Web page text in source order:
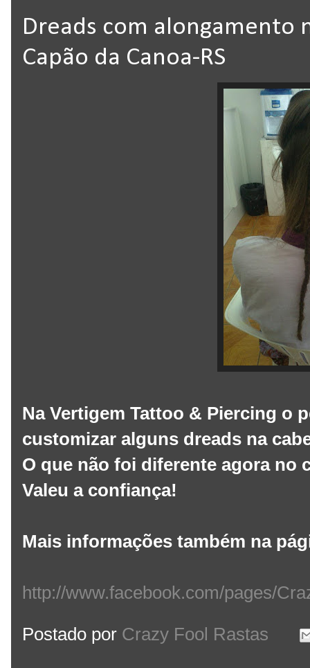
Dreads com alongamento
Capão da Canoa-RS
Na Vertigem Tattoo & Piercing o
customizar alguns dreads na
O que não foi diferente agora no
Valeu a confiança!
Mais informações também na
http://www.facebook.com/pages/
Postado por Crazy Fool Rastas